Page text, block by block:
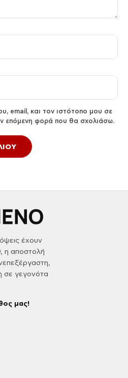
email, και τον ιστότοπο μου σε
επόμενη φορά που θα σχολιάσω.
έχουν
αποστολή
σε γεγονότα
μας!